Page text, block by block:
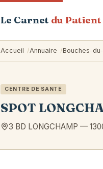
Le Carnet du Patient
Accueil Annuaire Bouches-
CENTRE DE SANTÉ
SPOT
3 BD LONGCHAMP —